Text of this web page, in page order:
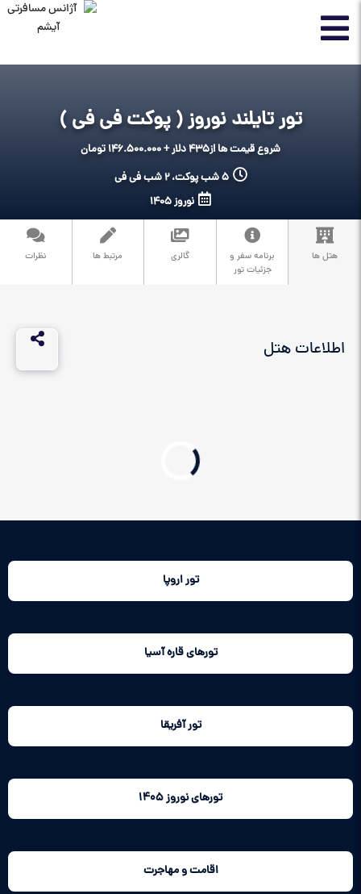
تور تایلند نوروز ( پوکت فی فی )
شروع قیمت ها از435 دلار + 146.500.000 تومان
5 شب پوکت، 2 شب فی فی
نوروز 1405
هتل ها
برنامه سفر و
جزئیات تور
گالری مرتبط ها نظرات
اطلاعات هتل
تور اروپا
تورهای قاره آسیا
تور آفریقا
تورهای نوروز 1405
اقامت و مهاجرت